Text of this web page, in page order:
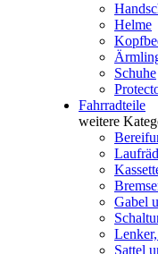
Helme
Schuhe
Fahrradteile
weitere
Gabel
Sattel